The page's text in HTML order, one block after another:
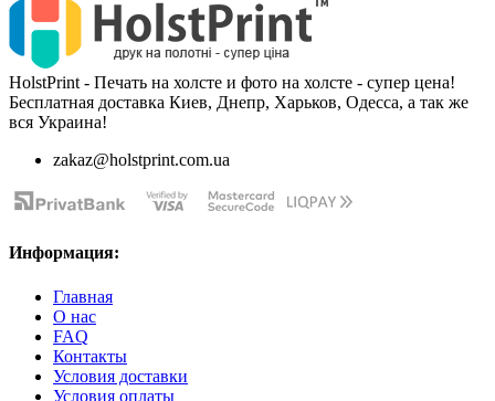
HolstPrint - Печать на холсте и фото на холсте - супер цена!
Бесплатная доставка Киев, Днепр, Харьков, Одесса, а так же
вся Украина!
zakaz@holstprint.com.ua
Информация:
Главная
О нас
FAQ
Контакты
Условия доставки
Условия оплаты